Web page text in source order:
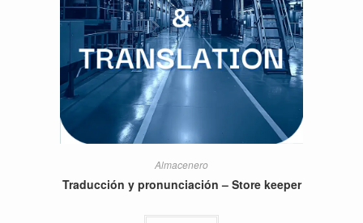
Almacenero
Traducción y pronunciación – Store keeper